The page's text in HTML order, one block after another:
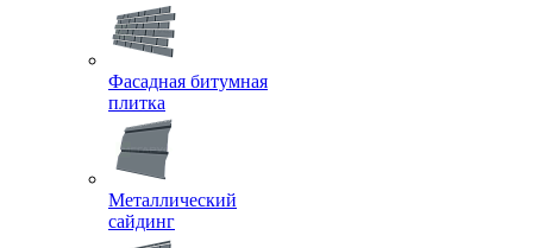
Фасадная битумная
плитка
Металлический
сайдинг